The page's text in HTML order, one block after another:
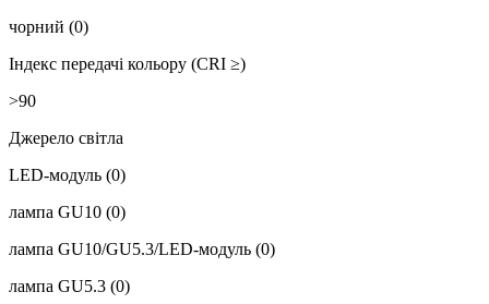
чорний (0)
Індекс передачі кольору (CRI ≥)
>90
Джерело світла
LED-модуль (0)
лампа GU10 (0)
лампа GU10/GU5.3/LED-модуль (0)
лампа GU5.3 (0)